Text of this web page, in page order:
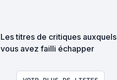
Les titres de critiques auxquels
vous avez failli échapper